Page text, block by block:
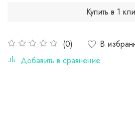
(0)
В
Добавить в сравнение
Купить в 1